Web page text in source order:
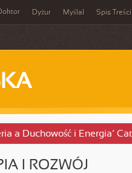
Dyżur Myślał Spis Treści
a Duchowość i Energia’
I ROZWÓJ